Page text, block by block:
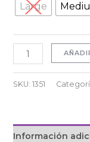
Large
SKU: 1351
Información